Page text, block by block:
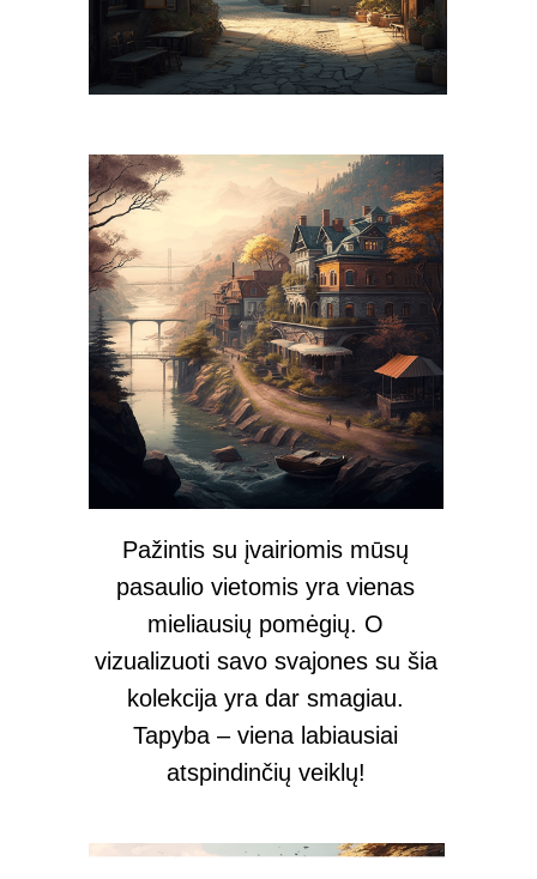
Pažintis su įvairiomis mūsų
pasaulio vietomis yra vienas
mieliausių pomėgių. O
vizualizuoti savo svajones su šia
kolekcija yra dar smagiau.
Tapyba – viena labiausiai
atspindinčių veiklų!